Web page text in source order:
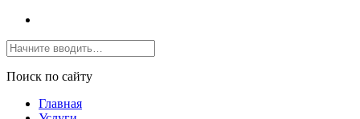
Поиск по сайту
Главная